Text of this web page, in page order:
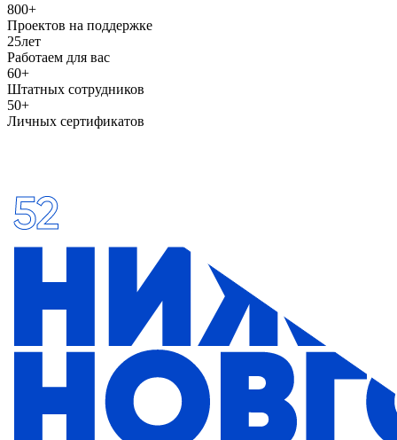
800+
Проектов на поддержке
25лет
Работаем для вас
60+
Штатных сотрудников
50+
Личных сертификатов